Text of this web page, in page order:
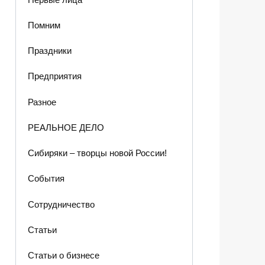
Помним
Праздники
Предприятия
Разное
РЕАЛЬНОЕ ДЕЛО
Сибиряки – творцы новой России!
События
Сотрудничество
Статьи
Статьи о бизнесе